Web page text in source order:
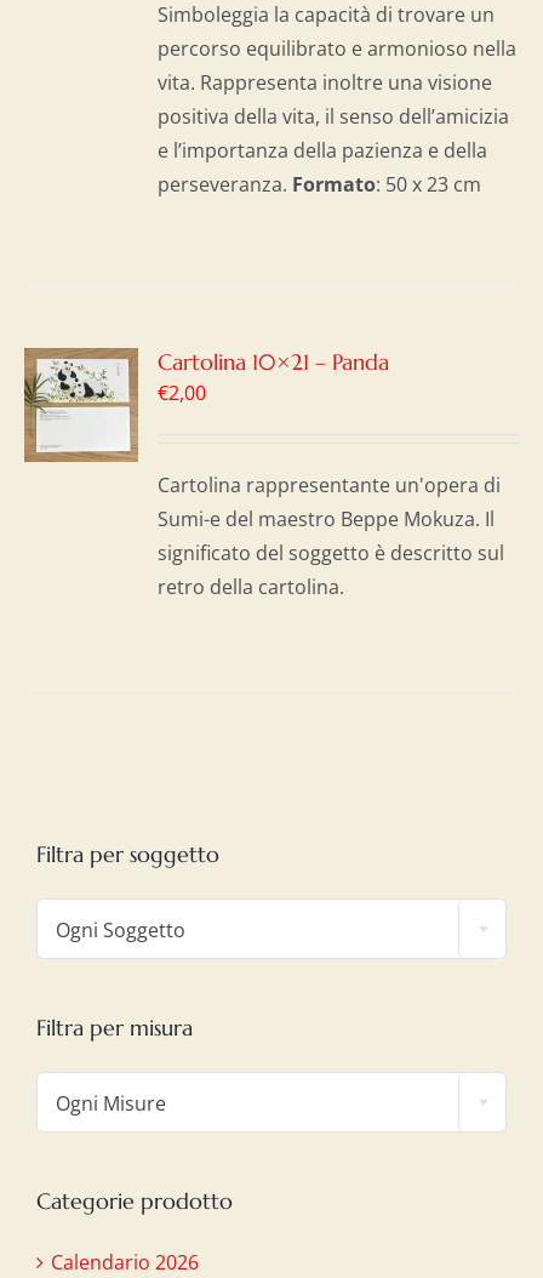
Simboleggia la capacità di trovare un
percorso equilibrato e armonioso nella
vita. Rappresenta inoltre una visione
positiva della vita, il senso dell’amicizia
e l’importanza della pazienza e della
perseveranza. Formato: 50 x 23 cm
Cartolina 10×21 – Panda
€2,00
Cartolina rappresentante un'opera di
Sumi-e del maestro Beppe Mokuza. Il
significato del soggetto è descritto sul
retro della cartolina.
Filtra per soggetto
Ogni Soggetto
Filtra per misura
Ogni Misure
Categorie prodotto
Calendario 2026